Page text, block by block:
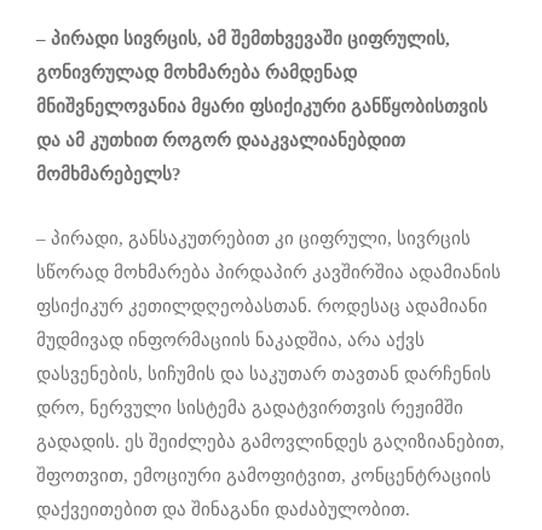
– პირადი სივრცის, ამ შემთხვევაში ციფრულის,
გონივრულად მოხმარება რამდენად
მნიშვნელოვანია მყარი ფსიქიკური განწყობისთვის
და ამ კუთხით როგორ დააკვალიანებდით
მომხმარებელს?
– პირადი, განსაკუთრებით კი ციფრული, სივრცის
სწორად მოხმარება პირდაპირ კავშირშია ადამიანის
ფსიქიკურ კეთილდღეობასთან. როდესაც ადამიანი
მუდმივად ინფორმაციის ნაკადშია, არა აქვს
დასვენების, სიჩუმის და საკუთარ თავთან დარჩენის
დრო, ნერვული სისტემა გადატვირთვის რეჟიმში
გადადის. ეს შეიძლება გამოვლინდეს გაღიზიანებით,
შფოთვით, ემოციური გამოფიტვით, კონცენტრაციის
დაქვეითებით და შინაგანი დაძაბულობით.